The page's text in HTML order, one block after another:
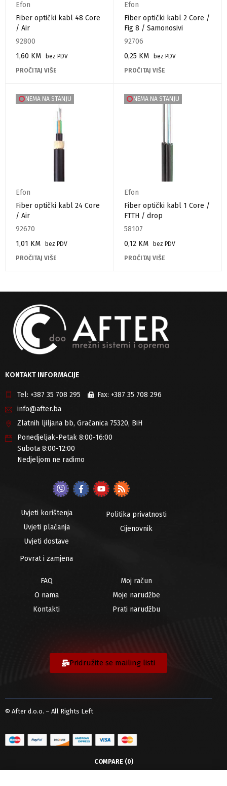
Efon
Fiber optički kabl 48 Core
/ Air
92800
1,60 KM
bez PDV
PROČITAJ VIŠE
Efon
Fiber optički kabl 2 Core /
Fig 8 / Samonosivi
92706
0,25 KM
bez PDV
PROČITAJ VIŠE
NEMA NA STANJU
Efon
Fiber optički kabl 24 Core
/ Air
92670
1,01 KM
bez PDV
PROČITAJ VIŠE
NEMA NA STANJU
Efon
Fiber optički kabl 1 Core /
FTTH / drop
58107
0,12 KM
bez PDV
PROČITAJ VIŠE
KONTAKT INFORMACIJE
Tel: +387 35 708 295 Fax: +387 35 708 296
info@after.ba
Zlatnih ljiljana bb, Gračanica 75320, BiH
Ponedjeljak-Petak 8:00-16:00
Subota 8:00-12:00
Nedjeljom ne radimo
Uvjeti korištenja
Uvjeti plaćanja
Uvjeti dostave
Povrat i zamjena
Politika privatnosti
Cijenovnik
FAQ
O nama
Kontakti
Moj račun
Moje narudžbe
Prati narudžbu
Pridružite se mailing listi
© After d.o.o. – All Rights Left
COMPARE (0)